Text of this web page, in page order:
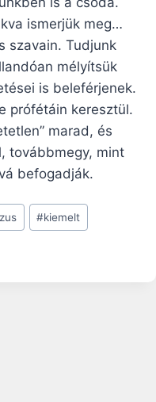
ismerjük meg…
szavain. Tudjunk
mélyítsük
is beleférjenek.
prófétáin keresztül.
marad, és
továbbmegy, mint
befogadják.
#kiemelt